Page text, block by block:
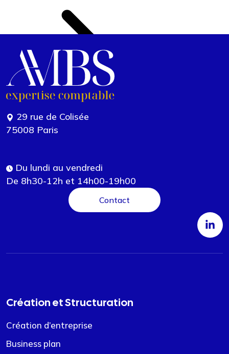
29 rue de Colisée
75008 Paris
Du lundi au vendredi
De 8h30-12h et 14h00-19h00
Contact
Création et Structuration
Création d’entreprise
Business plan